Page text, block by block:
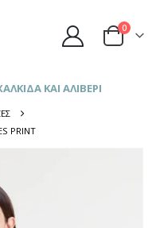
0
ΚΑΙ ΑΛΙΒΕΡΙ
PRINT